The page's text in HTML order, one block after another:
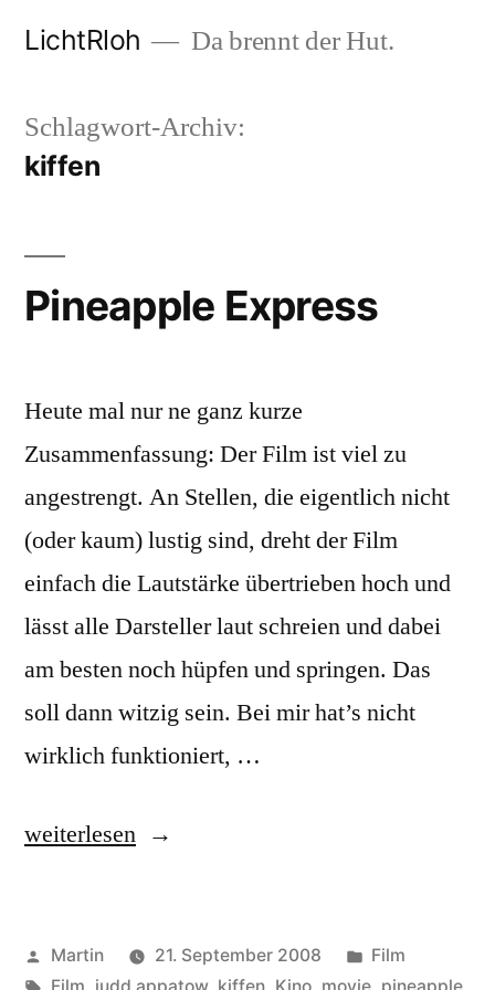
LichtRloh Da brennt der Hut.
Schlagwort-Archiv:
kiffen
Pineapple Express
Heute mal nur ne ganz kurze
Zusammenfassung: Der Film ist viel zu
angestrengt. An Stellen, die eigentlich nicht
(oder kaum) lustig sind, dreht der Film
einfach die Lautstärke übertrieben hoch und
lässt alle Darsteller laut schreien und dabei
am besten noch hüpfen und springen. Das
soll dann witzig sein. Bei mir hat’s nicht
wirklich funktioniert, …
„Pineapple
weiterlesen
Veröffentlicht
von
Martin 21. September 2008
Veröffentlicht
unter
Film
Schlagwörter: